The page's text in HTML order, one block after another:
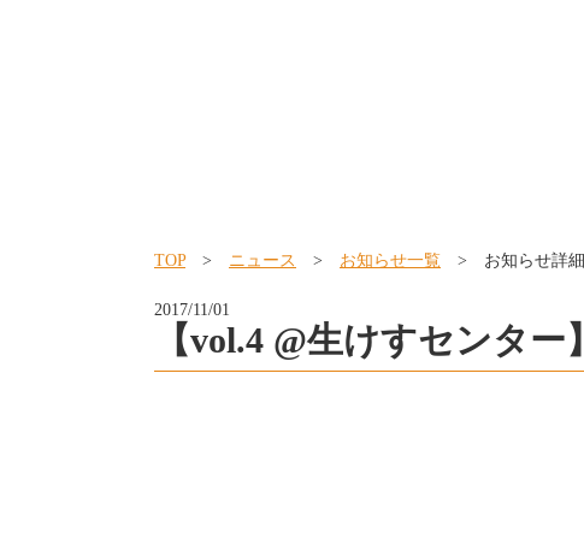
TOP> ニュース > お知らせ一覧 > お知らせ詳細
2017/11/01
【vol.4 @生けすセンター】